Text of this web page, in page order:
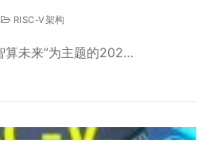
RISC-V架构
算未来”为主题的202…